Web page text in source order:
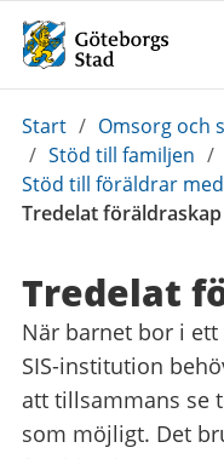
Du
är
här:
Start / Omsorg och
/ Stöd till familjen /
Stöd till föräldrar
Tredelat föräldraskap
Tredelat
När barnet bor i
SIS-institution
att tillsammans se
som möjligt. Det